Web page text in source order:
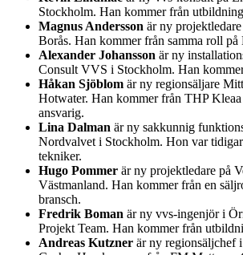
Stockholm. Han kommer från
Magnus Andersson är ny
Borås. Han kommer från samma roll
Alexander Johansson är ny
Consult VVS i Stockholm. Han
Håkan Sjöblom är ny regionsäljare
Hotwater. Han kommer från THP
ansvarig.
Lina Dalman är ny sakkunnig
Nordvalvet i Stockholm. Hon var
tekniker.
Hugo Pommer är ny projektledare på
Västmanland. Han kommer från en
bransch.
Fredrik Boman är ny vvs-ingenjör i
Projekt Team. Han kommer från
Andreas Kutzner är ny regionsäljchef